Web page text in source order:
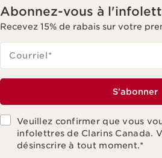
Abonnez-vous à
Recevez 15% de rabais sur votre
Courriel*
S'abonner
Veuillez confirmer que vous
infolettres de Clarins Canada.
désinscrire à tout moment.*